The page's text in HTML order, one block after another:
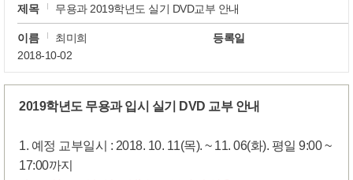
제목 무용과 2019학년도 실기 DVD교부 안내
이름 최미희
등록일
2018-10-02
2019학년도 무용과 입시 실기 DVD 교부 안내
1. 예정 교부일시 : 2018. 10. 11(목). ~ 11. 06(화). 평일 9:00 ~
17:00까지